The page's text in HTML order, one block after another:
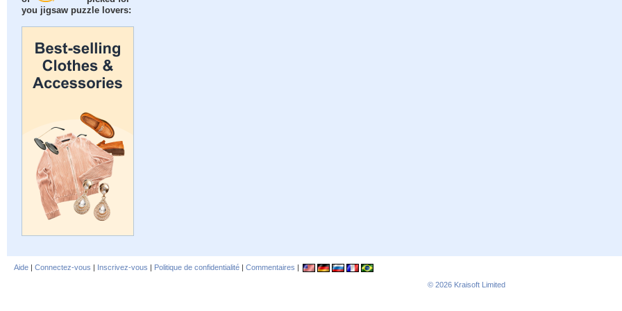
you jigsaw puzzle lovers:
Aide | Connectez-vous | Inscrivez-vous | Politique de confidentialité | Commentaires |
© 2026 Kraisoft Limited